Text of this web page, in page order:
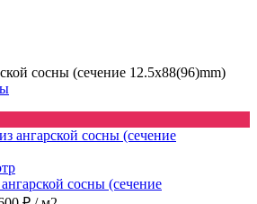
сосны (сечение 12.5x88(96)mm)
сосны (сечение